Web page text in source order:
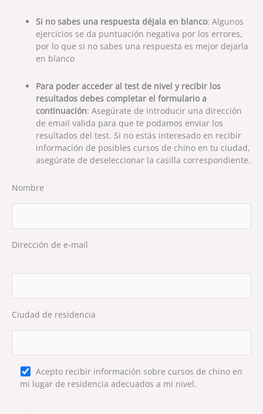
Si no sabes una respuesta déjala en blanco: Algunos
ejercicios se da puntuación negativa por los errores,
por lo que si no sabes una respuesta es mejor dejarla
en blanco
Para poder acceder al test de nivel y recibir los
resultados debes completar el formulario a
continuación: Asegúrate de introducir una dirección
de email valida para que te podamos enviar los
resultados del test. Si no estás interesado en recibir
información de posibles cursos de chino en tu ciudad,
asegúrate de deseleccionar la casilla correspondiente.
Nombre
Dirección de e-mail
Por favor, deja este campo vacío.
Ciudad de residencia
Acepto recibir información sobre cursos de chino en
mi lugar de residencia adecuados a mi nivel.